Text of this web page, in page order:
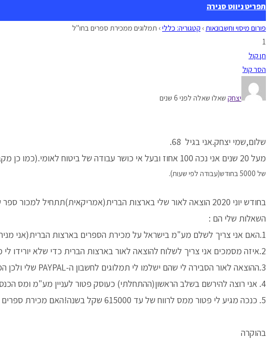
תפריט ניווט סגירה
פורום מיסוי וחשבונאות› קטגוריה: כללי› תמלוגים ממכירת ספרים בחו"ל
1
תן קול
הסר קול
יצחק שאלו שאלה לפני 6 שנים
שלום,שמי יצחק.אני בגיל 68.
מעל 20 שנים אני נכה 100 אחוז ובעל אי כושר עבודה של ביטוח לאומי.(כמו כן מקבל קיצבת נכות כללית+שירותים מיוחדים+ילד בצבא בסך כ-5000 ש"ח).
של 5000 בחודש(עבודה לפי שעות).
בחודש יוני 2020 הוצאה לאור שלי בארצות הברית(אמריקאית)תתחיל למכור ספר שלי באנגלית בחו"ל.(סאטירה בדיונית).
השאלות שלי הם :
1.האם אני צריך לשלם מע"מ בישראל על מכירת הספרים בארצות הברית(אני מניח שמכירת הספרים בחו"ל כוללת תשלום מע"מ)
2.איזה מסמכים אני צריך לשלוח להוצאה לאור בארצות הברית כדי שלא יורידו לי מס הכנסה בארצות הברית על הרווח ממכירות הספר.
3.ההוצאה לאור הסבירה לי שהם ישלמו לי תמלוגים לחשבון ה-PAYPAL שלי ולכן הפרטים שלי לא קשורים למס הכנסה האמריקאי.
4. אני רוצה להירשם בשלב הראשון(ההתחלתי) כעוסק פטור לעניין מע"מ ומס הכנסה(האם אני כמוכר ספרים בחו"ל ייחשב כעוסק פטור?)
5. כנכה מגיע לי פטור ממס לרווח של עד 615000 שקל בשנה!האם מכירת ספרים בחו"ל תחשב עבורי כהכנסה מיגיעה אישית?
בהוקרה